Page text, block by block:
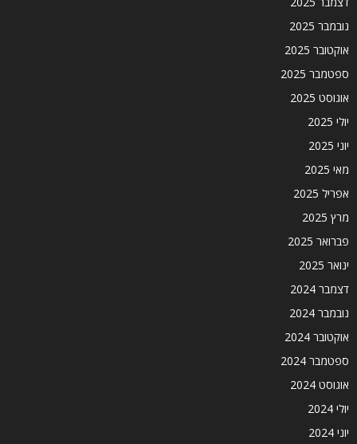
נובמבר 2025
אוקטובר 2025
ספטמבר 2025
אוגוסט 2025
יולי 2025
יוני 2025
מאי 2025
אפריל 2025
מרץ 2025
פברואר 2025
ינואר 2025
דצמבר 2024
נובמבר 2024
אוקטובר 2024
ספטמבר 2024
אוגוסט 2024
יולי 2024
יוני 2024